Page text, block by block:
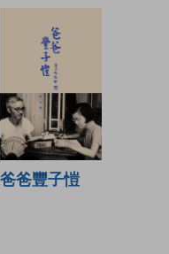
爸爸豐子愷